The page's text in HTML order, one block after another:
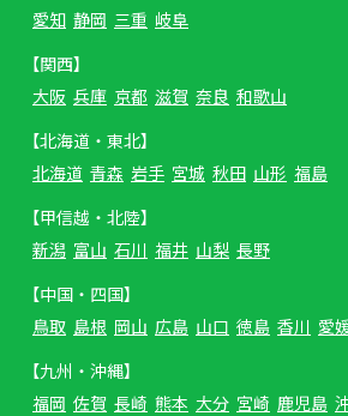
愛知 静岡 三重 岐阜
【関西】
大阪 兵庫 京都 滋賀 奈良 和歌山
【北海道・東北】
北海道 青森 岩手 宮城 秋田 山形 福島
【甲信越・北陸】
新潟 富山 石川 福井 山梨 長野
【中国・四国】
鳥取 島根 岡山 広島 山口 徳島 香川 愛
【九州・沖縄】
福岡 佐賀 長崎 熊本 大分 宮崎 鹿児島